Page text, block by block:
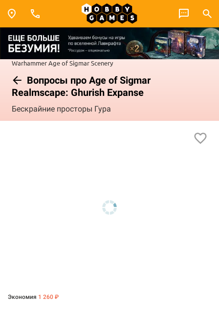
WarhammerAge of SigmarScenery
Вопросы про Age of Sigmar
Realmscape: Ghurish Expanse
Бескрайние просторы Гура
Экономия 1 260 ₽